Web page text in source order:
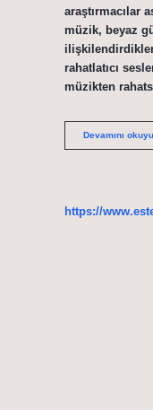
araştırmacılar
müzik, beyaz
rahatlatıcı
müzikten
Devamını
https://